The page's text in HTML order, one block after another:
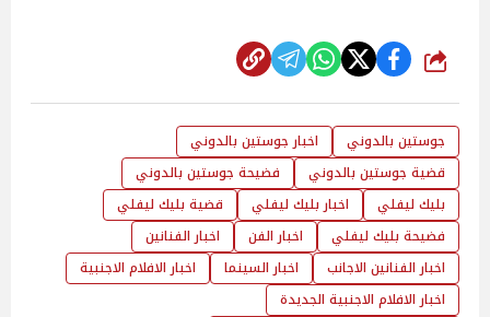
شارك
جوستين بالدوني
اخبار جوستين بالدوني
قضية جوستين بالدوني
فضيحة جوستين بالدوني
بليك ليفلي
اخبار بليك ليفلي
قضية بليك ليفلي
فضيحة بليك ليفلي
اخبار الفن
اخبار الفنانين
اخبار الفنانين الاجانب
اخبار السينما
اخبار الافلام الاجنبية
اخبار الافلام الاجنبية الجديدة